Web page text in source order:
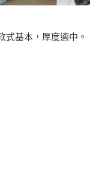
式基本，厚度適中。